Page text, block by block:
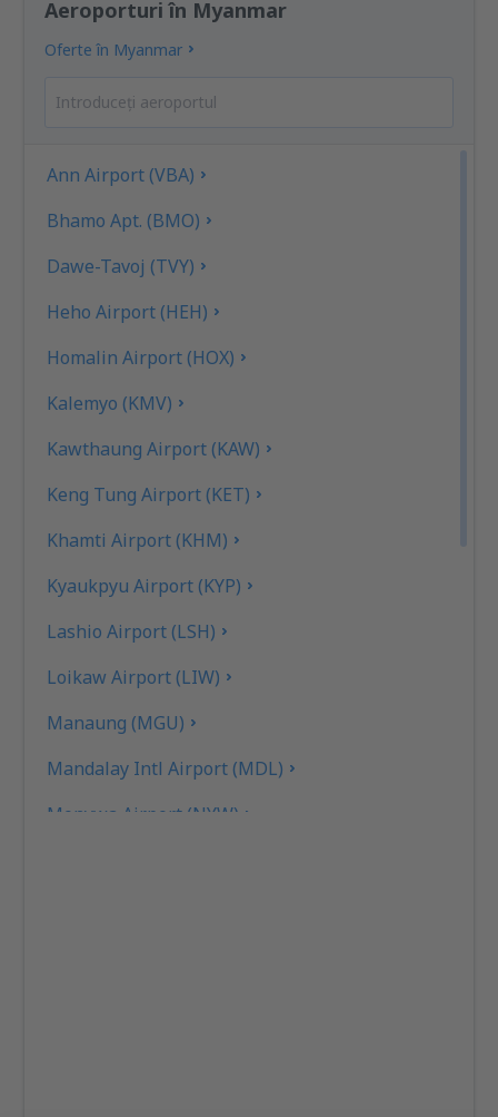
Aeroporturi în Myanmar
Oferte în Myanmar
Ann Airport (VBA)
Bhamo Apt. (BMO)
Dawe-Tavoj (TVY)
Heho Airport (HEH)
Homalin Airport (HOX)
Kalemyo (KMV)
Kawthaung Airport (KAW)
Keng Tung Airport (KET)
Khamti Airport (KHM)
Kyaukpyu Airport (KYP)
Lashio Airport (LSH)
Loikaw Airport (LIW)
Manaung (MGU)
Mandalay Intl Airport (MDL)
Monywa Airport (NYW)